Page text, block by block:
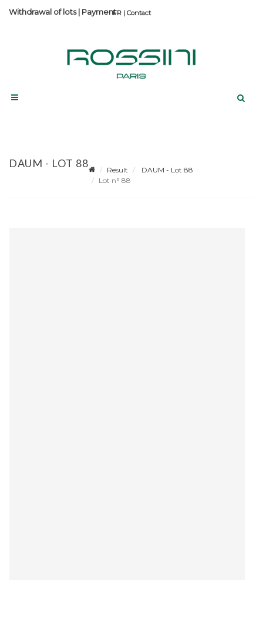
Contact
Withdrawal of lots| Payment
DAUM - LOT 88
Result
DAUM - Lot 88
Lot n° 88